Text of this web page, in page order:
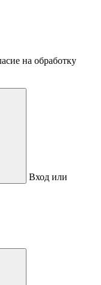
на обработку
Вход или